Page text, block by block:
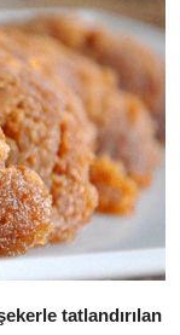
tatlandırılan